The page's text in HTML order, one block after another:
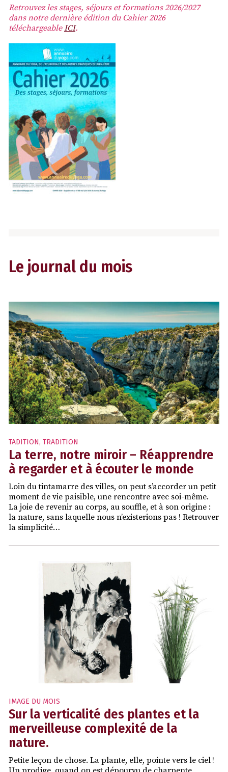
Retrouvez les stages, séjours et formations 2026/2027
dans notre dernière édition du Cahier 2026
téléchargeableICI.
Le journal du mois
TADITION, TRADITION
La terre, notre miroir – Réapprendre
à regarder et à écouter le monde
Loin du tintamarre des villes, on peut s’accorder un petit
moment de vie paisible, une rencontre avec soi-même.
La joie de revenir au corps, au souffle, et à son origine :
la nature, sans laquelle nous n’existerions pas ! Retrouver
la simplicité…
IMAGE DU MOIS
Sur la verticalité des plantes et la
merveilleuse complexité de la
nature.
Petite leçon de chose. La plante, elle, pointe vers le ciel !